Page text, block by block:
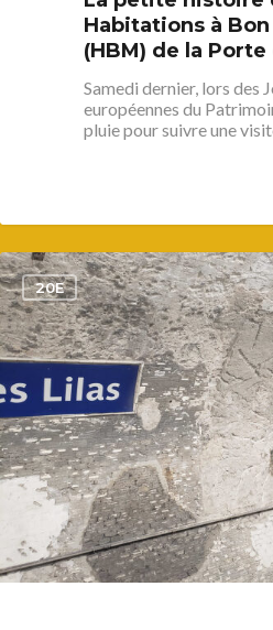
Habitations à
(HBM) de la
Samedi dernier, lors des
européennes du
pluie pour suivre une
20E
1